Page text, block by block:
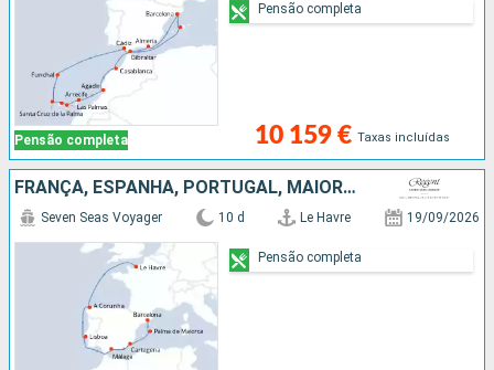
Pensão completa 10 159 € Taxas incluídas
Pensão completa
FRANÇA, ESPANHA, PORTUGAL, MAIORCA
Seven Seas Voyager 10 d Le Havre 19/09/2026
Pensão completa